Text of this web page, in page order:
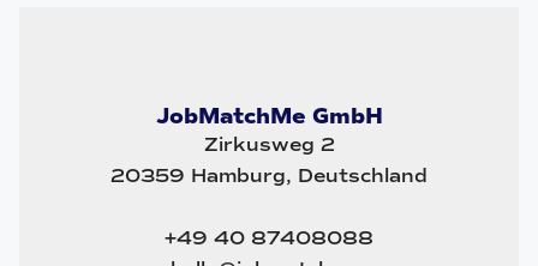
JobMatchMe GmbH
Zirkusweg 2
20359 Hamburg, Deutschland
+49 40 87408088